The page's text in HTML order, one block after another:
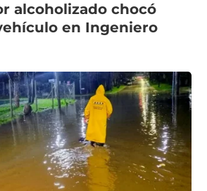
alcoholizado chocó
en Ingeniero